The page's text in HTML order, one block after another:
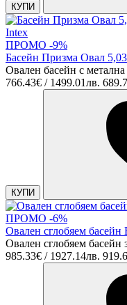
КУПИ
ПРОМО -9%
Басейн Призма Овал
Овален басейн с
766.43€ / 1499.01лв.
КУПИ
ПРОМО -6%
Овален сглобяем
Овален сглобяем басейн
985.33€ / 1927.14лв.